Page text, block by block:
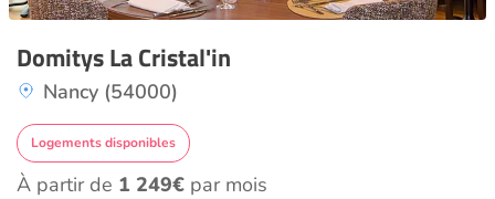
Domitys La Cristal'in
Nancy (54000)
Logements disponibles
À partir de 1 249€ par mois